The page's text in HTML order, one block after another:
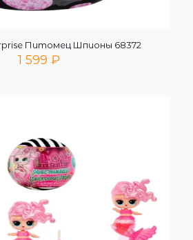
Питомец Шпионы 68372
1 599 ₽